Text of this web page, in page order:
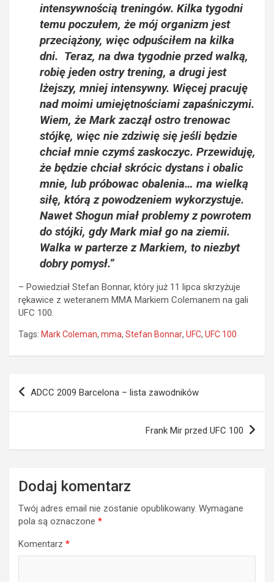
intensywnością treningów. Kilka tygodni
temu poczułem, że mój organizm jest
przeciążony, więc odpuściłem na kilka
dni. Teraz, na dwa tygodnie przed walką,
robię jeden ostry trening, a drugi jest
lżejszy, mniej intensywny. Więcej pracuję
nad moimi umiejętnościami zapaśniczymi.
Wiem, że Mark zaczął ostro trenowac
stójkę, więc nie zdziwię się jeśli będzie
chciał mnie czymś zaskoczyc. Przewiduję,
że będzie chciał skrócic dystans i obalic
mnie, lub próbowac obalenia… ma wielką
siłę, którą z powodzeniem wykorzystuje.
Nawet Shogun miał problemy z powrotem
do stójki, gdy Mark miał go na ziemii.
Walka w parterze z Markiem, to niezbyt
dobry pomysł.”
– Powiedział Stefan Bonnar, który już 11 lipca skrzyżuje
rękawice z weteranem MMA Markiem Colemanem na gali
UFC 100.
Tags: Mark Coleman, mma, Stefan Bonnar, UFC, UFC 100
Nawigacja
ADCC 2009 Barcelona – lista zawodników
Frank Mir przed UFC 100
Dodaj komentarz
Twój adres email nie zostanie opublikowany. Wymagane
pola są oznaczone *
Komentarz *